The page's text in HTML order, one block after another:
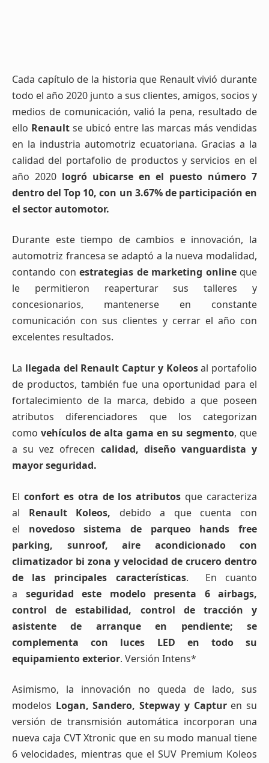
Cada capítulo de la historia que Renault vivió durante
todo el año 2020 junto a sus clientes, amigos, socios y
medios de comunicación, valió la pena, resultado de
ello Renault se ubicó entre las marcas más vendidas
en la industria automotriz ecuatoriana. Gracias a la
calidad del portafolio de productos y servicios en el
año 2020 logró ubicarse en el puesto número 7
dentro del Top 10, con un 3.67% de participación en
el sector automotor.
Durante este tiempo de cambios e innovación, la
automotriz francesa se adaptó a la nueva modalidad,
contando con estrategias de marketing onlineque
le permitieron reaperturar sus talleres y
concesionarios, mantenerse en constante
comunicación con sus clientes y cerrar el año con
excelentes resultados.
La llegada del Renault Captur y Koleosal portafolio
de productos, también fue una oportunidad para el
fortalecimiento de la marca, debido a que poseen
atributos diferenciadores que los categorizan
como vehículos de alta gama en su segmento, que
a su vez ofrecen calidad, diseño vanguardista y
mayor seguridad.
El confort es otra de los atributos que caracteriza
al Renault Koleos, debido a que cuenta con
el novedoso sistema de parqueo
hands free
parking, sunroof, aire acondicionado con
climatizador bi zona y velocidad de crucero dentro
de las principales características. En cuanto
a seguridad este modelo presenta 6 airbags,
control de estabilidad, control de tracción y
asistente de arranque en pendiente; se
complementa con luces LED en todo su
equipamiento exterior. Versión Intens*
Asimismo, la innovación no queda de lado, sus
modelos Logan, Sandero, Stepway y Capturen su
versión de transmisión automática incorporan una
nueva caja CVT Xtronic que en su modo manual tiene
6 velocidades, mientras que el SUV Premium Koleos